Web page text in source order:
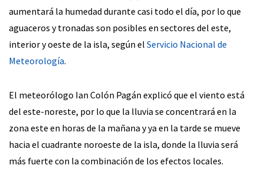
aumentará la humedad durante casi todo el día, por lo que
aguaceros y tronadas son posibles en sectores del este,
interior y oeste de la isla, según el Servicio Nacional de
Meteorología.
El meteorólogo Ian Colón Pagán explicó que el viento está
del este-noreste, por lo que la lluvia se concentrará en la
zona este en horas de la mañana y ya en la tarde se mueve
hacia el cuadrante noroeste de la isla, donde la lluvia será
más fuerte con la combinación de los efectos locales.